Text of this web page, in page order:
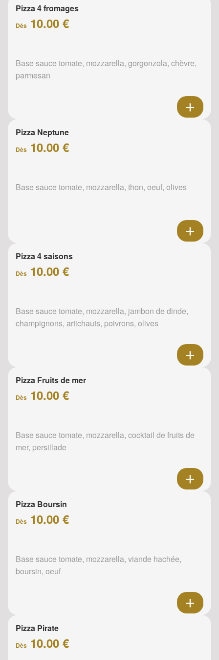
Pizza 4 fromages
Dès 10.00 €
Base sauce tomate, mozzarella, gorgonzola, chèvre,
parmesan
Pizza Neptune
Dès 10.00 €
Base sauce tomate, mozzarella, thon, oeuf, olives
Pizza 4 saisons
Dès 10.00 €
Base sauce tomate, mozzarella, jambon de dinde,
champignons, artichauts, poivrons, olives
Pizza Fruits de mer
Dès 10.00 €
Base sauce tomate, mozzarella, cocktail de fruits de
mer, persillade
Pizza Boursin
Dès 10.00 €
Base sauce tomate, mozzarella, viande hachée,
boursin, oeuf
Pizza Pirate
Dès 10.00 €